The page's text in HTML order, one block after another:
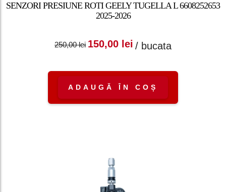
SENZORI PRESIUNE ROTI GEELY TUGELLA L 6608252653
2025-2026
250,00lei
Prețul inițial a fost:
150,00 lei
Prețul curent
/ bucata
ADAUGĂ ÎN COȘ